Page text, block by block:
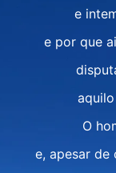
e
e por que
O
e, apesar de